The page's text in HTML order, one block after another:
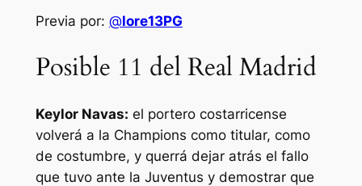
Previa por: @lore13PG
Posible 11 del Real Madrid
Keylor Navas: el portero costarricense
volverá a la Champions como titular, como
de costumbre, y querrá dejar atrás el fallo
que tuvo ante la Juventus y demostrar que